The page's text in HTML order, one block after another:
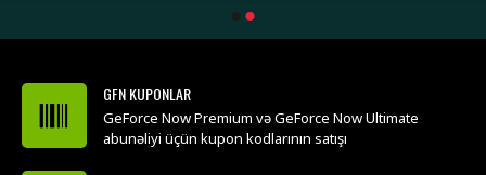
GFN KUPONLAR
GeForce Now Premium və GeForce Now Ultimate
abunəliyi üçün kupon kodlarının satışı